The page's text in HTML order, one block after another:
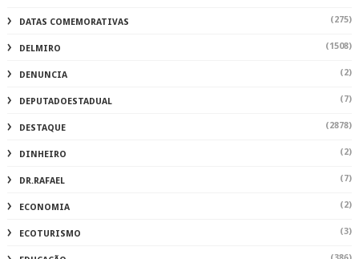
DATAS COMEMORATIVAS (275)
DELMIRO (1508)
DENUNCIA (2)
DEPUTADOESTADUAL (7)
DESTAQUE (2878)
DINHEIRO (2)
DR.RAFAEL (7)
ECONOMIA (2)
ECOTURISMO (3)